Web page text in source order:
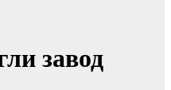
завод